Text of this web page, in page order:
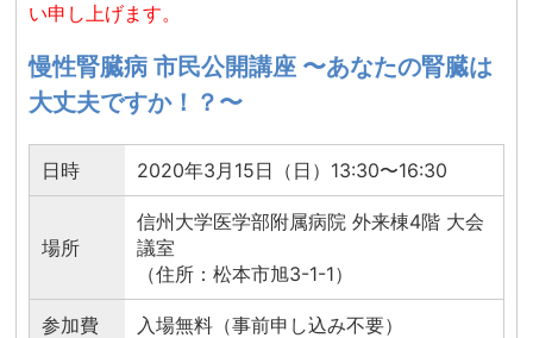
い申し上げます。
慢性腎臓病 市民公開講座 〜あなたの腎臓は
大丈夫ですか！？〜
日時 2020年3月15日（日）13:30〜16:30
場所
信州大学医学部附属病院 外来棟4階 大会
議室
（住所：松本市旭3-1-1）
参加費 入場無料（事前申し込み不要）